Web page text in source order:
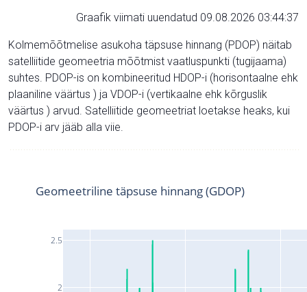
Graafik viimati uuendatud 09.08.2026 03:44:37
Kolmemõõtmelise asukoha täpsuse hinnang (PDOP) näitab
satelliitide geomeetria mõõtmist vaatluspunkti (tugijaama)
suhtes. PDOP-is on kombineeritud HDOP-i (horisontaalne ehk
plaaniline väärtus ) ja VDOP-i (vertikaalne ehk kõrguslik
väärtus ) arvud. Satelliitide geomeetriat loetakse heaks, kui
PDOP-i arv jääb alla viie.
2
2.5
Geomeetriline täpsuse hinnang (GDOP)